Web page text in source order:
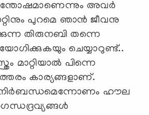
അവര്‍
പുറമെ ഞാന്‍ ജീവനു
തിരുനബി തന്നെ
ചെയ്യാറുണ്ട്..
മാറ്റിയാല്‍ പിന്നെ
കാര്യങ്ങളാണ്.
ഹൗല